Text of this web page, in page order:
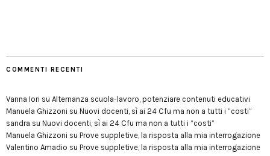
COMMENTI RECENTI
Vanna Iori su Alternanza scuola-lavoro, potenziare contenuti educativi
Manuela Ghizzoni su Nuovi docenti, sì ai 24 Cfu ma non a tutti i “costi”
sandra su Nuovi docenti, sì ai 24 Cfu ma non a tutti i “costi”
Manuela Ghizzoni su Prove suppletive, la risposta alla mia interrogazione
Valentino Amadio su Prove suppletive, la risposta alla mia interrogazione